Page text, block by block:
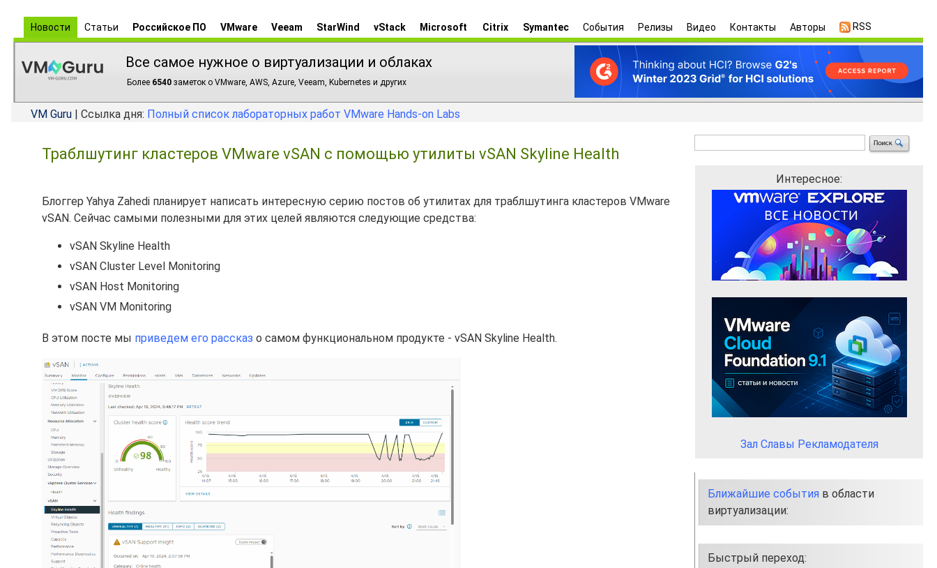
Новости Статьи Российское ПО VMware Veeam StarWind vStack Microsoft Citrix Symantec События Релизы Видео Контакты Авторы RSS
Все самое нужное о виртуализации и облаках
Более 6540 заметок о VMware, AWS, Azure, Veeam, Kubernetes и других
VM Guru | Ссылка дня: Полный список лабораторных работ VMware Hands-on Labs
Траблшутинг кластеров VMware vSAN с помощью утилиты vSAN Skyline Health
Блоггер Yahya Zahedi планирует написать интересную серию постов об утилитах для траблшутинга кластеров VMware
vSAN. Сейчас самыми полезными для этих целей являются следующие средства:
vSAN Skyline Health
vSAN Cluster Level Monitoring
vSAN Host Monitoring
vSAN VM Monitoring
В этом посте мы приведем его рассказ о самом функциональном продукте - vSAN Skyline Health.
Интересное:
Зал Славы Рекламодателя
Ближайшие события в области
виртуализации:
Быстрый переход: